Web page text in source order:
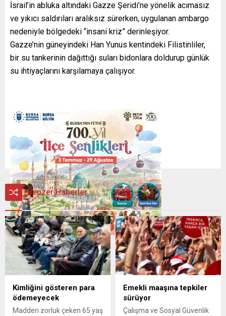
İsrail’in abluka altındaki Gazze Şeridi’ne yönelik acımasız
ve yıkıcı saldırıları aralıksız sürerken, uygulanan ambargo
nedeniyle bölgedeki “insani kriz” derinleşiyor.
Gazze’nin güneyindeki Han Yunus kentindeki Filistinliler,
bir su tankerinin dağıttığı suları bidonlara doldurup günlük
su ihtiyaçlarını karşılamaya çalışıyor.
Benzer Haberler
Kimliğini gösteren para
ödemeyecek
Madden zorluk çeken 65 yaş
Emekli maaşına tepkiler
sürüyor
Çalışma ve Sosyal Güvenlik